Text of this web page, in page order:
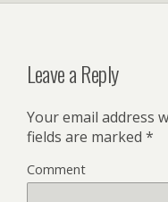
Leave a Reply
Your email address
fields are marked *
Comment